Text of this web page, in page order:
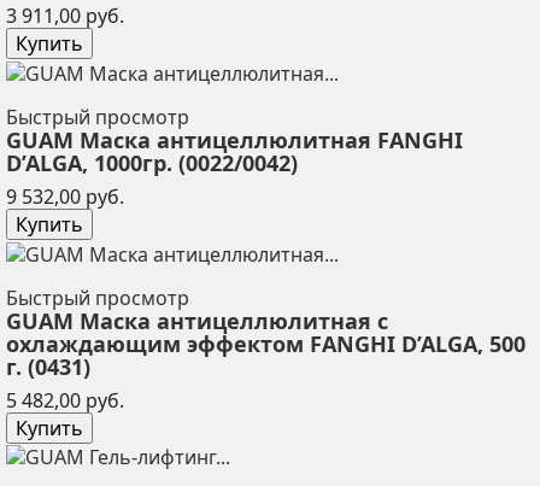
3 911,00 руб.
Купить
Быстрый просмотр
GUAM Маска антицеллюлитная FANGHI
D’ALGA, 1000гр. (0022/0042)
9 532,00 руб.
Купить
Быстрый просмотр
GUAM Маска антицеллюлитная с
охлаждающим эффектом FANGHI D’ALGA, 500
г. (0431)
5 482,00 руб.
Купить